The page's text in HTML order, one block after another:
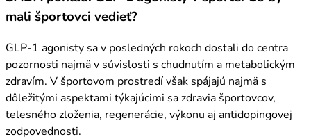
mali športovci vedieť?
GLP-1 agonisty sa v posledných rokoch dostali do centra
pozornosti najmä v súvislosti s chudnutím a metabolickým
zdravím. V športovom prostredí však spájajú najmä s
dôležitými aspektami týkajúcimi sa zdravia športovcov,
telesného zloženia, regenerácie, výkonu aj antidopingovej
zodpovednosti.